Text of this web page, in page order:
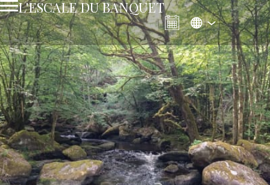
L'ESCALE DU BANQUET